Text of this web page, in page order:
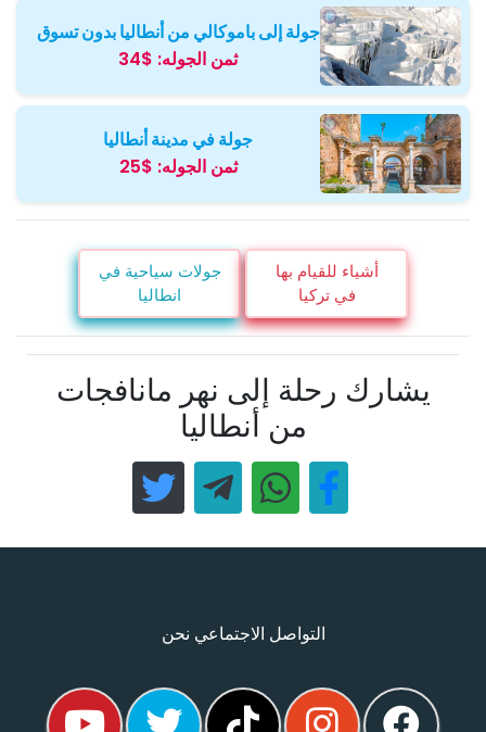
جولة إلى باموكالي من أنطاليا بدون تسوق
ثمن الجوله: $34
جولة في مدينة أنطاليا
ثمن الجوله: $25
أشياء للقيام بها
في تركيا
جولات سياحية في
انطاليا
يشارك رحلة إلى نهر مانافجات
من أنطاليا
التواصل الاجتماعي نحن